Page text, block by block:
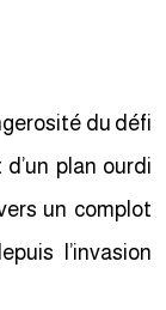
du défi
plan ourdi
un complot
l’invasion